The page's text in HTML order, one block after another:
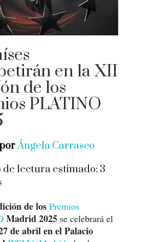
en la XII
de los
PLATINO
Ángela Carrasco
de lectura estimado: 3
de los Premios
Madrid 2025 se celebrará el
de abril en el Palacio